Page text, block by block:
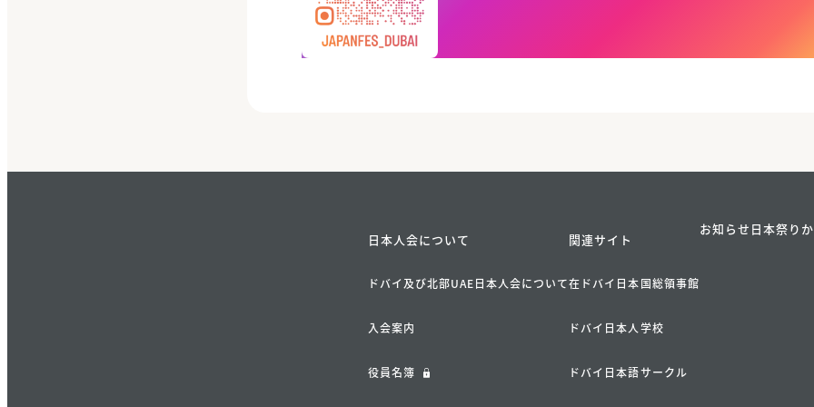
日本人会について
ドバイ及び北部UAE日本人会について
入会案内
役員名簿
関連サイト
在ドバイ日本国総領事館
ドバイ日本人学校
ドバイ日本語サークル
お知らせ 日本祭り